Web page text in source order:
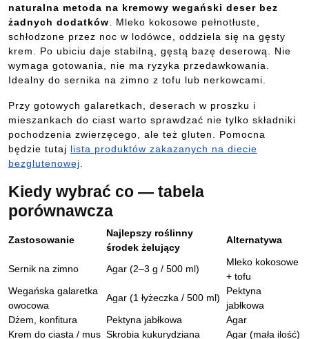
naturalna metoda na kremowy wegański deser bez
żadnych dodatków. Mleko kokosowe pełnotłuste,
schłodzone przez noc w lodówce, oddziela się na gęsty
krem. Po ubiciu daje stabilną, gęstą bazę deserową. Nie
wymaga gotowania, nie ma ryzyka przedawkowania.
Idealny do sernika na zimno z tofu lub nerkowcami.
Przy gotowych galaretkach, deserach w proszku i
mieszankach do ciast warto sprawdzać nie tylko składniki
pochodzenia zwierzęcego, ale też gluten. Pomocna
będzie tutaj lista produktów zakazanych na diecie
bezglutenowej.
Kiedy wybrać co — tabela
porównawcza
Zastosowanie
Najlepszy roślinny
środek żelujący
Alternatywa
Sernik na zimno Agar (2–3 g / 500 ml)
Mleko kokosowe
+ tofu
Wegańska galaretka
owocowa
Agar (1 łyżeczka / 500 ml)
Pektyna
jabłkowa
Dżem, konfitura
Pektyna jabłkowa
Agar
Krem do ciasta / mus Skrobia kukurydziana
Agar (mała ilość)